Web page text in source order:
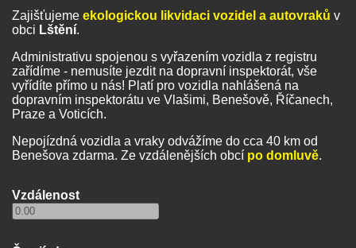
Zajišťujeme ekologickou likvidaci vozidel a autovraků v
obci Lštění.
Administrativu spojenou s vyřazením vozidla z registru
zařídíme - nemusíte jezdit na dopravní inspektorát, vše
vyřídíte přímo u nás! Platí pro vozidla nahlášená na
dopravním inspektorátu ve Vlašimi, Benešově, Říčanech,
Praze a Voticích.
Nepojízdná vozidla a vraky odvážíme do cca 40 km od
Benešova zdarma. Ze vzdálenějších obcí po domluvě.
Vzdálenost